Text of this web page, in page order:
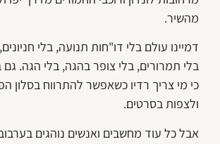
מהשיר.
דמיינו עולם בלי דו"חות תנועה, בלי
בלי תמרורים, בלי צופר בהגה, בלי הגה. גם
כי מי צריך רדיו כשאפשר להתרווח בסלון
ולצפות בסרטים.
אבל כל עוד מחשבים ואנשים נוהגים